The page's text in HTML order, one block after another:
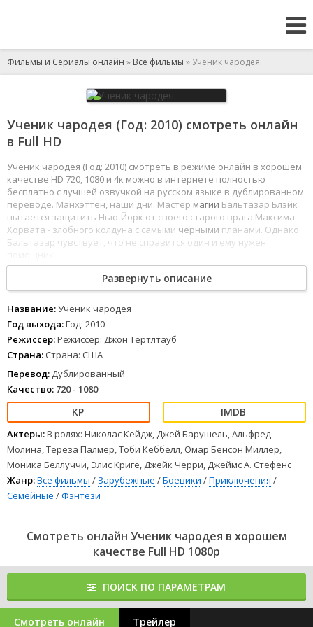
Фильмы и Сериалы онлайн » Все фильмы » Ученик чародея
Ученик чародея (Год: 2010) смотреть онлайн
в Full HD
Ученик чародея (Год: 2010) смотреть в режиме онлайн в хорошем
качестве HD 720, 1080 и 4к можно в интернете полностью
бесплатно с лучшей озвучкой на русском языке в дублированном
переводе. Манхэттен, наши дни. Мастер магии Бальтазар Блэйк
пытается защитить Нью-Йорк от своего старого врага Максима
Хорвата - злобного колдуна с самыми черными планами. Однако
Бальтазар чувствует, что не справится один и ему нужен
12345 678
Развернуть описание
Название:Ученик чародея
Год выхода:Год: 2010
Режиссер:Режиссер: Джон Тёртлтауб
Страна: Страна: США
Перевод: Дублированный
Качество: 720 - 1080
Актеры:В ролях: Николас Кейдж, Джей Барушель, Альфред
Молина, Тереза Палмер, Тоби Кеббелл, Омар Бенсон Миллер,
Моника Беллуччи, Элис Криге, Джейк Черри, Джеймс А. Стефенс
Жанр:Все фильмы / Зарубежные /Боевики /Приключения /
Семейные /Фэнтези
Смотреть онлайн Ученик чародея в хорошем
качестве Full HD 1080p
ПОИСК ПО ПАРАМЕТРАМ
Смотреть онлайн Трейлер